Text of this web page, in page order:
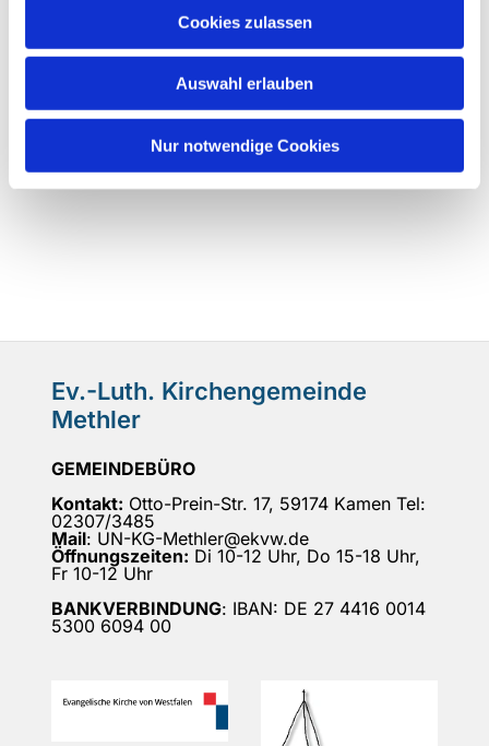
Cookies zulassen
Auswahl erlauben
Nur notwendige Cookies
Ev.-Luth. Kirchengemeinde
Methler
GEMEINDEBÜRO
Kontakt: Otto-Prein-Str. 17, 59174 Kamen Tel:
02307/3485
Mail: UN-KG-Methler@ekvw.de
Öffnungszeiten: Di 10-12 Uhr, Do 15-18 Uhr,
Fr 10-12 Uhr
BANKVERBINDUNG: IBAN: DE 27 4416 0014
5300 6094 00